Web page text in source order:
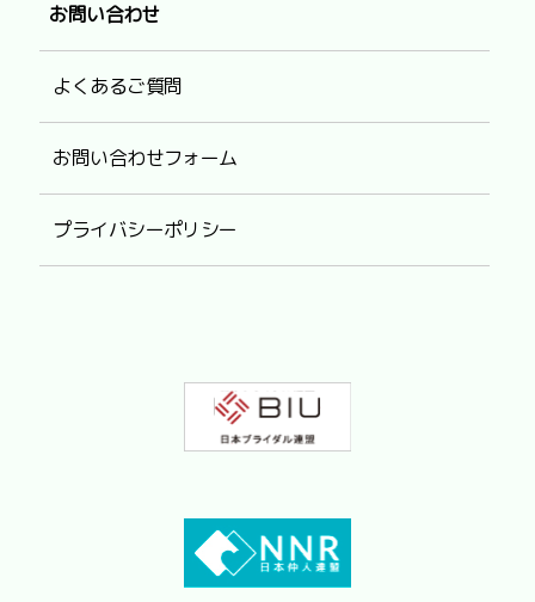
お問い合わせ
よくあるご質問
お問い合わせフォーム
プライバシーポリシー